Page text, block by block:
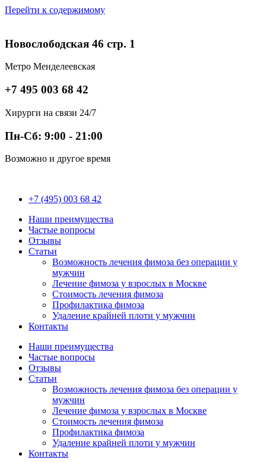
Перейти к содержимому
Новослободская 46 стр. 1
Метро Менделеевская
+7 495 003 68 42
Хирурги на связи 24/7
Пн-Сб: 9:00 - 21:00
Возможно и другое время
+7 (495) 003 68 42
Наши преимущества
Частые вопросы
Отзывы
Статьи
Возможность лечения фимоза без операции у
мужчин
Лечение фимоза у взрослых в Москве
Стоимость лечения фимоза
Профилактика фимоза
Удаление крайней плоти у мужчин
Контакты
Наши преимущества
Частые вопросы
Отзывы
Статьи
Возможность лечения фимоза без операции у
мужчин
Лечение фимоза у взрослых в Москве
Стоимость лечения фимоза
Профилактика фимоза
Удаление крайней плоти у мужчин
Контакты